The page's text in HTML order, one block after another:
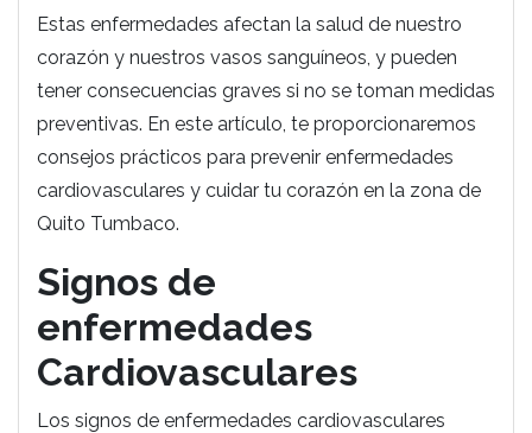
Estas enfermedades afectan la salud de nuestro
corazón y nuestros vasos sanguíneos, y pueden
tener consecuencias graves si no se toman medidas
preventivas. En este artículo, te proporcionaremos
consejos prácticos para prevenir enfermedades
cardiovasculares y cuidar tu corazón en la zona de
Quito Tumbaco.
Signos de
enfermedades
Cardiovasculares
Los signos de enfermedades cardiovasculares